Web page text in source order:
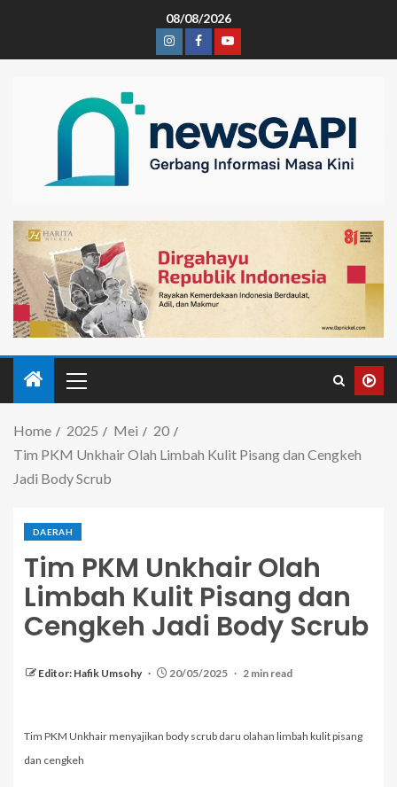
08/08/2026
Home 2025 Mei
20
Tim PKM Unkhair Olah Limbah Kulit Pisang dan Cengkeh
Jadi Body Scrub
DAERAH
Tim PKM Unkhair Olah
Limbah Kulit Pisang dan
Cengkeh Jadi Body Scrub
Editor: Hafik Umsohy 20/05/2025 2 min read
Tim PKM Unkhair menyajikan body scrub daru olahan limbah kulit pisang
dan cengkeh